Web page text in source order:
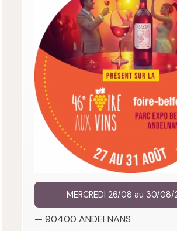
MERCREDI 26/08 au 30/
— 90400 ANDELNANS